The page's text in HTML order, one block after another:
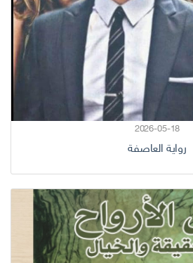
2026-05-18
رواية العاصفة